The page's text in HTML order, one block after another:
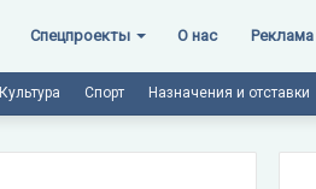
Спецпроекты О нас Реклама
Культура Спорт Назначения и отставки